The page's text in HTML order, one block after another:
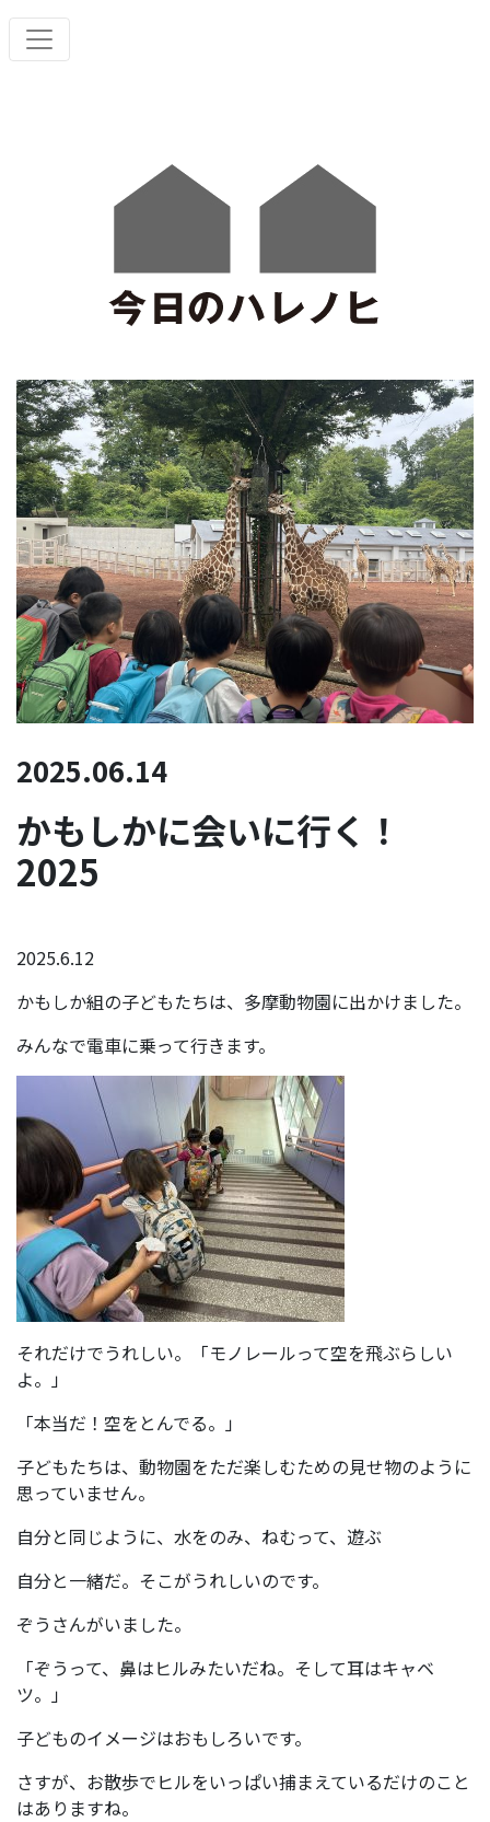
2025.06.14
かもしかに会いに行く！
2025
2025.6.12
かもしか組の子どもたちは、多摩動物園に出かけました。
みんなで電車に乗って行きます。
それだけでうれしい。「モノレールって空を飛ぶらしい
よ。」
「本当だ！空をとんでる。」
子どもたちは、動物園をただ楽しむための見せ物のように
思っていません。
自分と同じように、水をのみ、ねむって、遊ぶ
自分と一緒だ。そこがうれしいのです。
ぞうさんがいました。
「ぞうって、鼻はヒルみたいだね。そして耳はキャベ
ツ。」
子どものイメージはおもしろいです。
さすが、お散歩でヒルをいっぱい捕まえているだけのこと
はありますね。